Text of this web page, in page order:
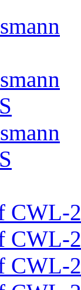
CWL-
CWL-
CWL-